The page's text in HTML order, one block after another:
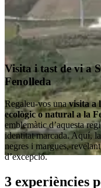
Visita i tast de vi a
Fenolleda
Regaleu-vos unavisita a
ecològic o natural a la
emblemàtic d’aquesta
identitat marcada. Aquí,
negres i margues,
d’excepció.
3 experiències